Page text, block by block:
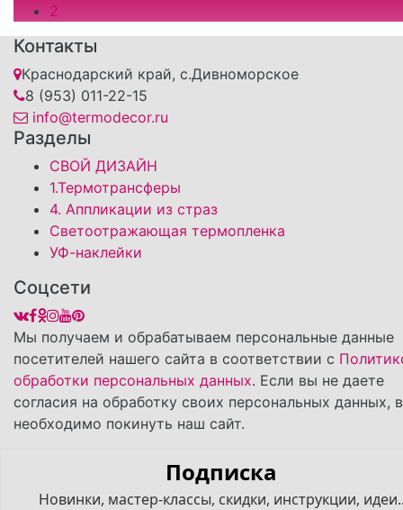
2
Контакты
Краснодарский край, с.Дивноморское
8 (953) 011-22-15
info@termodecor.ru
Разделы
СВОЙ ДИЗАЙН
1.Термотрансферы
4. Аппликации из страз
Светоотражающая термопленка
УФ-наклейки
Соцсети
Мы получаем и обрабатываем персональные данные
посетителей нашего сайта в соответствии с
обработки персональных данных. Если вы не даете
согласия на обработку своих персональных данных,
необходимо покинуть наш сайт.
Подписка
Новинки, мастер-классы, скидки, инструкции,